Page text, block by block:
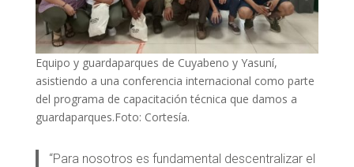
Equipo y guardaparques de Cuyabeno y Yasuní,
asistiendo a una conferencia internacional como parte
del programa de capacitación técnica que damos a
guardaparques.Foto: Cortesía.
“Para nosotros es fundamental descentralizar el